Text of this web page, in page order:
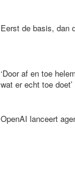
Eerst de basis, dan
‘Door af en toe
wat er echt toe doet’
OpenAI lanceert